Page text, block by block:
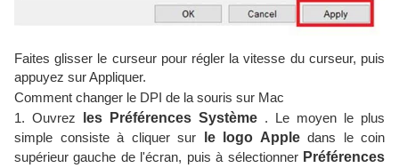
Faites glisser le curseur pour régler la vitesse du curseur, puis
appuyez sur Appliquer.
Comment changer le DPI de la souris sur Mac
1. Ouvrez
les Préférences Système . Le moyen le plus
simple consiste à cliquer sur
le logo Appledans le coin
supérieur gauche de l'écran, puis à sélectionner Préférences